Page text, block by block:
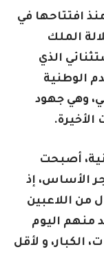
افتتاحها في
الملك
الذي
الوطنية
وهي جهود
أصبحت
الأساس، إذ
من اللاعبين
منهم اليوم
الكبار، و لأقل